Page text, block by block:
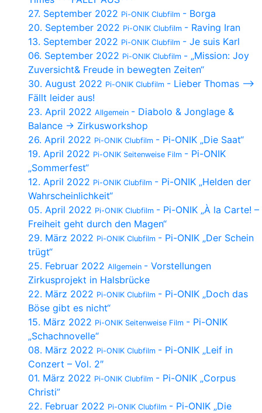
27. September 2022 Pi-ONIK Clubfilm - Borga
20. September 2022 Pi-ONIK Clubfilm - Raving Iran
13. September 2022 Pi-ONIK Clubfilm - Je suis Karl
06. September 2022 Pi-ONIK Clubfilm - „Mission: Joy
Zuversicht& Freude in bewegten Zeiten“
30. August 2022 Pi-ONIK Clubfilm - Lieber Thomas –>
Fällt leider aus!
23. April 2022 Allgemein - Diabolo & Jonglage &
Balance → Zirkusworkshop
26. April 2022 Pi-ONIK Clubfilm - Pi-ONIK „Die Saat“
19. April 2022 Pi-ONIK Seitenweise Film - Pi-ONIK
„Sommerfest“
12. April 2022 Pi-ONIK Clubfilm - Pi-ONIK „Helden der
Wahrscheinlichkeit“
05. April 2022 Pi-ONIK Clubfilm - Pi-ONIK „À la Carte! –
Freiheit geht durch den Magen“
29. März 2022 Pi-ONIK Clubfilm - Pi-ONIK „Der Schein
trügt“
25. Februar 2022 Allgemein - Vorstellungen
Zirkusprojekt in Halsbrücke
22. März 2022 Pi-ONIK Clubfilm - Pi-ONIK „Doch das
Böse gibt es nicht“
15. März 2022 Pi-ONIK Seitenweise Film - Pi-ONIK
„Schachnovelle“
08. März 2022 Pi-ONIK Clubfilm - Pi-ONIK „Leif in
Conzert – Vol. 2″
01. März 2022 Pi-ONIK Clubfilm - Pi-ONIK „Corpus
Christi”
22. Februar 2022 Pi-ONIK Clubfilm - Pi-ONIK „Die